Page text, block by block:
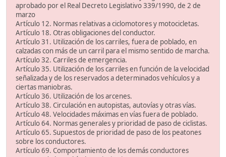
aprobado por el Real Decreto Legislativo 339/1990, de 2 de
marzo
Artículo 12. Normas relativas a ciclomotores y motocicletas.
Artículo 18. Otras obligaciones del conductor.
Artículo 31. Utilización de los carriles, fuera de poblado, en
calzadas con más de un carril para el mismo sentido de marcha.
Artículo 32. Carriles de emergencia.
Artículo 35. Utilización de los carriles en función de la velocidad
señalizada y de los reservados a determinados vehículos y a
ciertas maniobras.
Artículo 36. Utilización de los arcenes.
Artículo 38. Circulación en autopistas, autovías y otras vías.
Artículo 48. Velocidades máximas en vías fuera de poblado.
Artículo 64. Normas generales y prioridad de paso de ciclistas.
Artículo 65. Supuestos de prioridad de paso de los peatones
sobre los conductores.
Artículo 69. Comportamiento de los demás conductores